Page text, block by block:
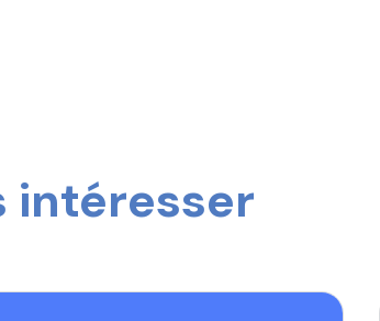
intéresser